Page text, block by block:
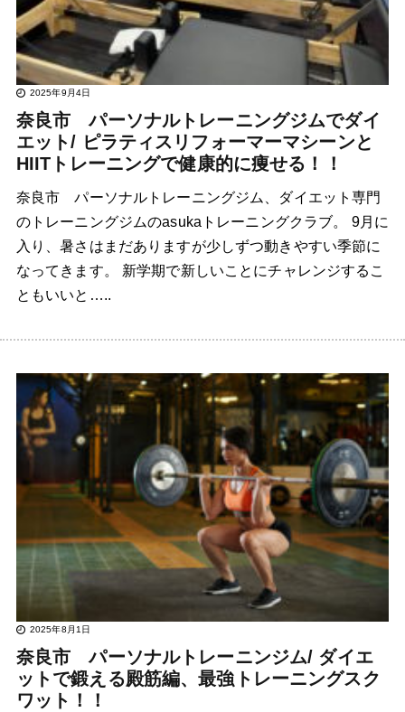
2025年9月4日
奈良市 パーソナルトレーニングジムでダイ
エット/ ピラティスリフォーマーマシーンと
HIITトレーニングで健康的に痩せる！！
奈良市 パーソナルトレーニングジム、ダイエット専門
のトレーニングジムのasukaトレーニングクラブ。 9月に
入り、暑さはまだありますが少しずつ動きやすい季節に
なってきます。 新学期で新しいことにチャレンジするこ
ともいいと…..
2025年8月1日
奈良市 パーソナルトレーニンジム/ ダイエ
ットで鍛える殿筋編、最強トレーニングスク
ワット！！